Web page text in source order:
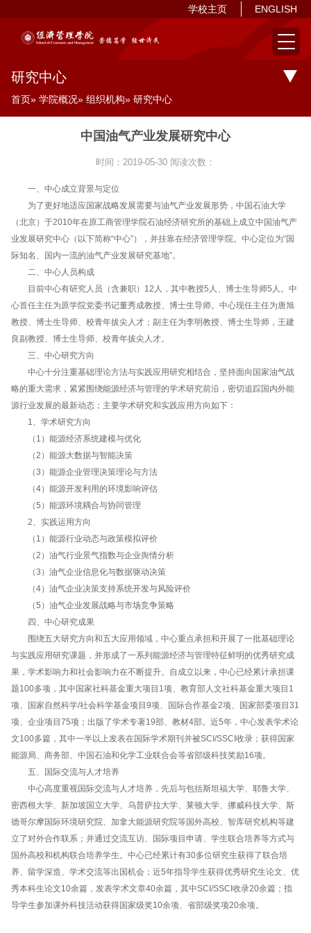
ENGLISH
学校主页
研究中心
首页» 学院概况» 组织机构» 研究中心
中国油气产业发展研究中心
时间：2019-05-30 阅读次数：
一、中心成立背景与定位
为了更好地适应国家战略发展需要与油气产业发展形势，中国石油大学
（北京）于2010年在原工商管理学院石油经济研究所的基础上成立中国油气产
业发展研究中心（以下简称“中心”），并挂靠在经济管理学院。中心定位为“国
际知名、国内一流的油气产业发展研究基地”。
二、中心人员构成
目前中心有研究人员（含兼职）12人，其中教授5人、博士生导师5人。中
心首任主任为原学院党委书记董秀成教授、博士生导师。中心现任主任为唐旭
教授、博士生导师、校青年拔尖人才；副主任为李明教授、博士生导师，王建
良副教授、博士生导师、校青年拔尖人才。
三、中心研究方向
中心十分注重基础理论方法与实践应用研究相结合，坚持面向国家油气战
略的重大需求，紧紧围绕能源经济与管理的学术研究前沿，密切追踪国内外能
源行业发展的最新动态；主要学术研究和实践应用方向如下：
1、学术研究方向
（1）能源经济系统建模与优化
（2）能源大数据与智能决策
（3）能源企业管理决策理论与方法
（4）能源开发利用的环境影响评估
（5）能源环境耦合与协同管理
2、实践运用方向
（1）能源行业动态与政策模拟评价
（2）油气行业景气指数与企业舆情分析
（3）油气企业信息化与数据驱动决策
（4）油气企业决策支持系统开发与风险评价
（5）油气企业发展战略与市场竞争策略
四、中心研究成果
围绕五大研究方向和五大应用领域，中心重点承担和开展了一批基础理论
与实践应用研究课题，并形成了一系列能源经济与管理特征鲜明的优秀研究成
果，学术影响力和社会影响力在不断提升。自成立以来，中心已经累计承担课
题100多项，其中国家社科基金重大项目1项、教育部人文社科基金重大项目1
项、国家自然科学/社会科学基金项目9项、国际合作基金2项、国家部委项目31
项、企业项目75项；出版了学术专著19部、教材4部。近5年，中心发表学术论
文100多篇，其中一半以上发表在国际学术期刊并被SCI/SSCI收录；获得国家
能源局、商务部、中国石油和化学工业联合会等省部级科技奖励16项。
五、国际交流与人才培养
中心高度重视国际交流与人才培养，先后与包括斯坦福大学、耶鲁大学、
密西根大学、新加坡国立大学、乌普萨拉大学、莱顿大学、挪威科技大学、斯
德哥尔摩国际环境研究院、加拿大能源研究院等国外高校、智库研究机构等建
立了对外合作联系；并通过交流互访、国际项目申请、学生联合培养等方式与
国外高校和机构联合培养学生。中心已经累计有30多位研究生获得了联合培
养、留学深造、学术交流等出国机会；近5年指导学生获得优秀研究生论文、优
秀本科生论文10余篇，发表学术文章40余篇，其中SCI/SSCI收录20余篇；指
导学生参加课外科技活动获得国家级奖10余项、省部级奖项20余项。